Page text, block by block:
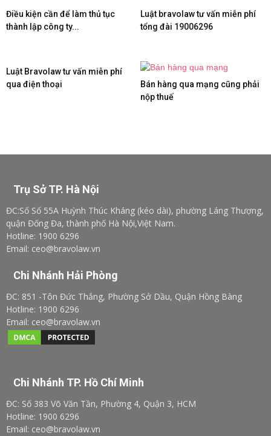
Điều kiện cần để làm thủ tục
thành lập công ty...
Luật bravolaw tư vấn miễn phí
tổng đài 19006296
Luật Bravolaw tư vấn miễn phí
qua điện thoại
Bán hàng qua mạng cũng phải
nộp thuế
Trụ Sở TP. Hà Nội
ĐC:Số Số 55A Huỳnh Thúc Kháng (kéo dài), phường Láng Thượng,
quận Đống Đa, thành phố Hà Nội,Việt Nam.
Hotline: 1900 6296
Email: ceo@bravolaw.vn
Chi Nhánh Hải Phòng
ĐC: 851 -Tôn Đức Thắng, Phường Sở Dầu, Quận Hồng Bàng
Hotline: 1900 6296
Email: ceo@bravolaw.vn
Chi Nhánh TP. Hồ Chí Minh
ĐC: Số 383 Võ Văn Tần, Phường 4, Quận 3, HCM
Hotline: 1900 6296
Email: ceo@bravolaw.vn